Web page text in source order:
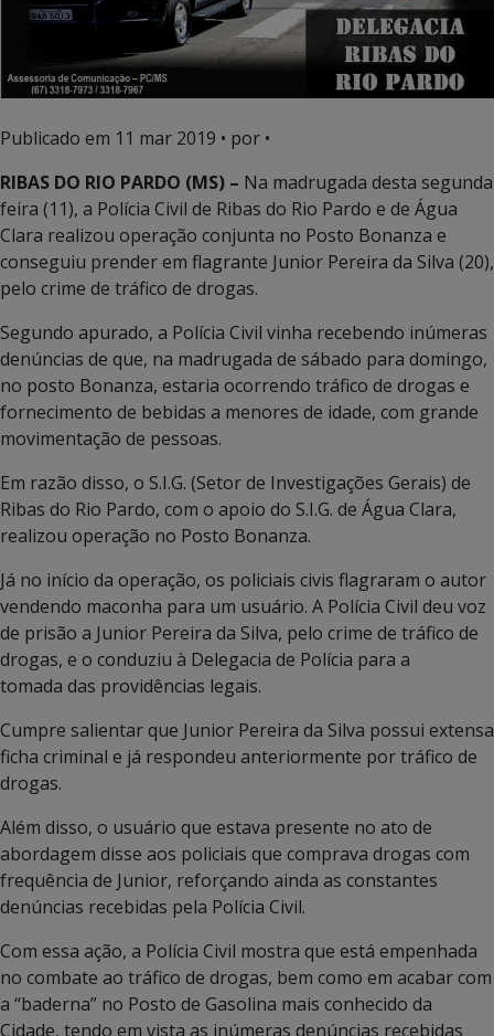
Publicado em 11 mar 2019 • por •
RIBAS DO RIO PARDO (MS) – Na madrugada desta segunda
feira (11), a Polícia Civil de Ribas do Rio Pardo e de Água
Clara realizou operação conjunta no Posto Bonanza e
conseguiu prender em flagrante Junior Pereira da Silva (20),
pelo crime de tráfico de drogas.
Segundo apurado, a Polícia Civil vinha recebendo inúmeras
denúncias de que, na madrugada de sábado para domingo,
no posto Bonanza, estaria ocorrendo tráfico de drogas e
fornecimento de bebidas a menores de idade, com grande
movimentação de pessoas.
Em razão disso, o S.I.G. (Setor de Investigações Gerais) de
Ribas do Rio Pardo, com o apoio do S.I.G. de Água Clara,
realizou operação no Posto Bonanza.
Já no início da operação, os policiais civis flagraram o autor
vendendo maconha para um usuário. A Polícia Civil deu voz
de prisão a Junior Pereira da Silva, pelo crime de tráfico de
drogas, e o conduziu à Delegacia de Polícia para a
tomada das providências legais.
Cumpre salientar que Junior Pereira da Silva possui extensa
ficha criminal e já respondeu anteriormente por tráfico de
drogas.
Além disso, o usuário que estava presente no ato de
abordagem disse aos policiais que comprava drogas com
frequência de Junior, reforçando ainda as constantes
denúncias recebidas pela Polícia Civil.
Com essa ação, a Polícia Civil mostra que está empenhada
no combate ao tráfico de drogas, bem como em acabar com
a “baderna” no Posto de Gasolina mais conhecido da
Cidade, tendo em vista as inúmeras denúncias recebidas